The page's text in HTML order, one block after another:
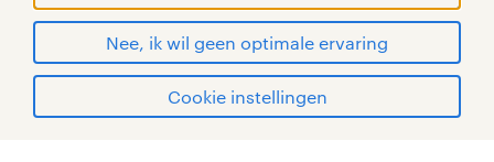
Nee, ik wil geen optimale ervaring
Cookie instellingen
© Randstad 2026